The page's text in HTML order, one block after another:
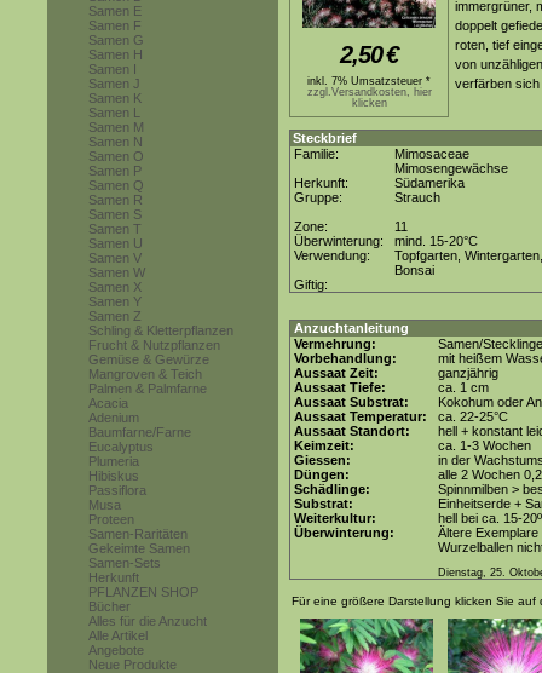
Samen E
Samen F
Samen G
Samen H
Samen I
Samen J
Samen K
Samen L
Samen M
Samen N
Samen O
Samen P
Samen Q
Samen R
Samen S
Samen T
Samen U
Samen V
Samen W
Samen X
Samen Y
Samen Z
Schling & Kletterpflanzen
Frucht & Nutzpflanzen
Gemüse & Gewürze
Mangroven & Teich
Palmen & Palmfarne
Acacia
Adenium
Baumfarne/Farne
Eucalyptus
Plumeria
Hibiskus
Passiflora
Musa
Proteen
Samen-Raritäten
Gekeimte Samen
Samen-Sets
Herkunft
PFLANZEN SHOP
Bücher
Alles für die Anzucht
Alle Artikel
Angebote
Neue Produkte
2,50€
inkl. 7% Umsatzsteuer *
zzgl.Versandkosten, hier
klicken
immergrüner,
doppelt
roten, tief
von
verfärben
Steckbrief
Familie:
Mimosaceae
Mimosengewächse
Herkunft:
Südamerika
Gruppe:
Strauch
Zone:
11
Überwinterung:
mind. 15-20°C
Verwendung:
Topfgarten, Wintergarten,
Bonsai
Giftig:
Anzuchtanleitung
Vermehrung:
Samen/Stecklinge
Vorbehandlung:
mit heißem
Aussaat Zeit:
ganzjährig
Aussaat Tiefe:
ca. 1 cm
Aussaat Substrat:
Kokohum oder
Aussaat Temperatur:
ca. 22-25°C
Aussaat Standort:
hell + konstant
Keimzeit:
ca. 1-3 Wochen
Giessen:
in der
Düngen:
alle 2 Wochen
Schädlinge:
Spinnmilben >
Substrat:
Einheitserde +
Weiterkultur:
hell bei ca. 15-
Überwinterung:
Ältere
Wurzelballen
Dienstag, 25.
Für eine größere Darstellung klicken Sie auf